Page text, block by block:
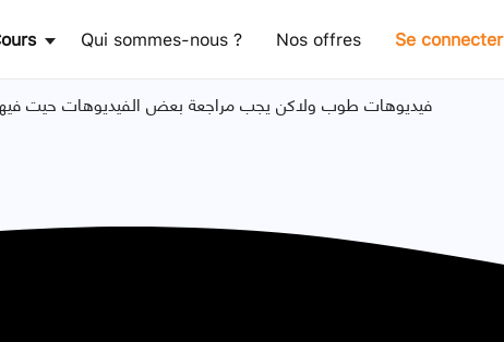
Qui sommes-nous ? Nos offres Se connecter
فيديوهات طوب ولاكن يجب مراجعة بعض الفيديوهات حيت